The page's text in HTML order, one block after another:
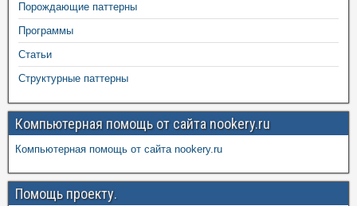
Порождающие паттерны
Программы
Статьи
Структурные паттерны
Компьютерная помощь от сайта nookery.ru
Компьютерная помощь от сайта nookery.ru
Помощь проекту.